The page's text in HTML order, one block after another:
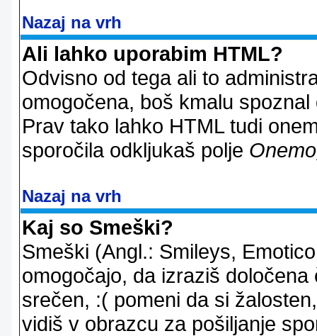
Nazaj na vrh
Ali lahko uporabim HTML?
Odvisno od tega ali to
omogočena, boš kmalu
Prav tako lahko HTML tudi
sporočila odkljukaš polje
Nazaj na vrh
Kaj so Smeški?
Smeški (Angl.: Smileys,
omogočajo, da izraziš
srečen, :( pomeni da si
vidiš v obrazcu za pošiljanje